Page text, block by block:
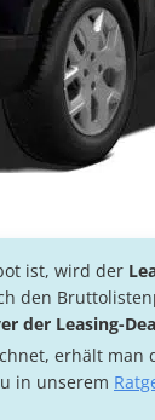
ist, wird der
den
der Leasing-
erhält man
in unserem